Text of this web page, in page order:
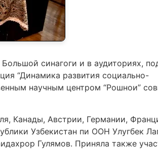
синагоги и в аудиториях,
“Динамика развития социально-
научным центром “Рошнои”
Канады, Австрии, Германии,
Узбекистан пи ООН Улугбек
Гулямов. Приняла также